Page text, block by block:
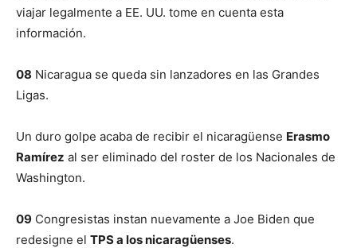
viajar legalmente a EE. UU. tome en cuenta esta
información.
08 Nicaragua se queda sin lanzadores en las Grandes
Ligas.
Un duro golpe acaba de recibir el nicaragüense Erasmo
Ramírez al ser eliminado del roster de los Nacionales de
Washington.
09 Congresistas instan nuevamente a Joe Biden que
redesigne el TPS a los nicaragüenses.